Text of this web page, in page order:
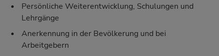
Persönliche Weiterentwicklung, Schulungen und
Lehrgänge
Anerkennung in der Bevölkerung und bei
Arbeitgebern